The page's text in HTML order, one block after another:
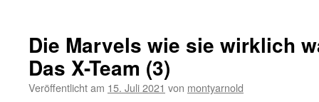
Die Marvels wie sie wirklich
Das X-Team (3)
Veröffentlicht am 15. Juli 2021 von montyarnold